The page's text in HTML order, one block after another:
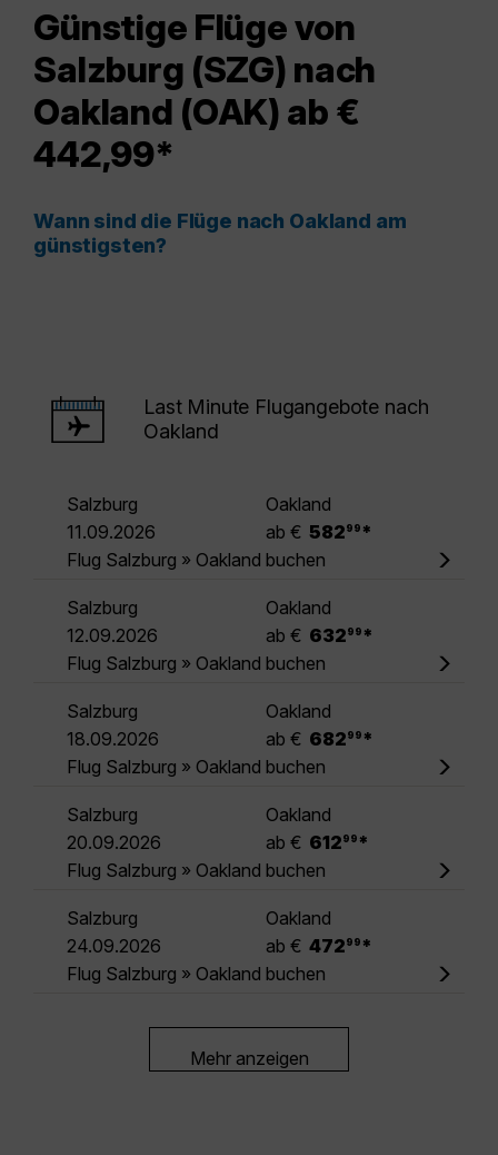
Günstige Flüge von
Salzburg (SZG) nach
Oakland (OAK) ab €
442,99*
Wann sind die Flüge nach Oakland am
günstigsten?
Last Minute Flugangebote nach
Oakland
Salzburg
Oakland
11.09.2026
ab € 582 99 *
Flug Salzburg » Oakland buchen
Salzburg
Oakland
12.09.2026
ab € 632 99 *
Flug Salzburg » Oakland buchen
Salzburg
Oakland
18.09.2026
ab € 682 99 *
Flug Salzburg » Oakland buchen
Salzburg
Oakland
20.09.2026
ab € 612 99 *
Flug Salzburg » Oakland buchen
Salzburg
Oakland
24.09.2026
ab € 472 99 *
Flug Salzburg » Oakland buchen
Mehr anzeigen